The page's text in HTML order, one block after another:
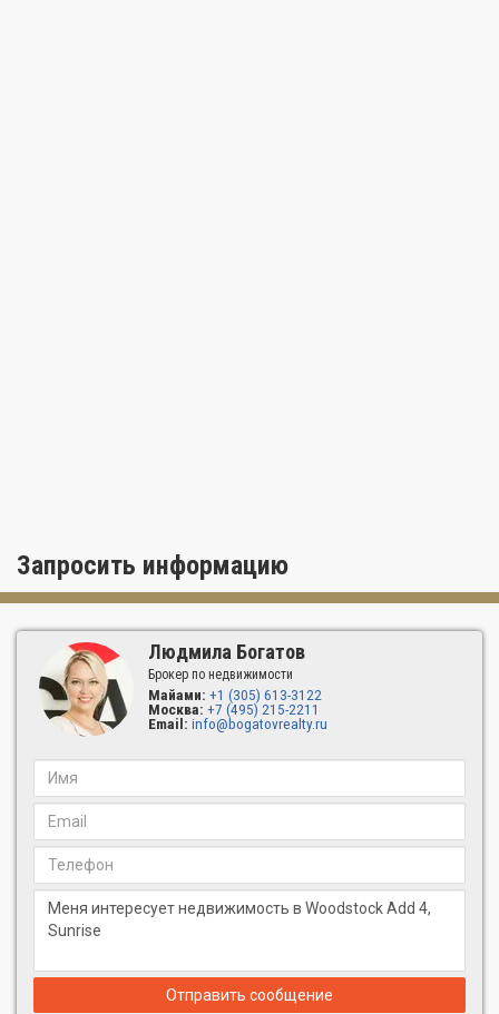
Запросить информацию
Людмила Богатов
Брокер по недвижимости
Майами: +1 (305) 613-3122
Москва: +7 (495) 215-2211
Email: info@bogatovrealty.ru
Отправить сообщение